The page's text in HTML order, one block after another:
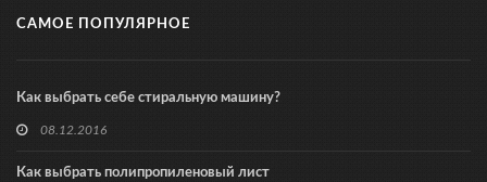
САМОЕ ПОПУЛЯРНОЕ
Как выбрать себе стиральную машину?
08.12.2016
Как выбрать полипропиленовый лист